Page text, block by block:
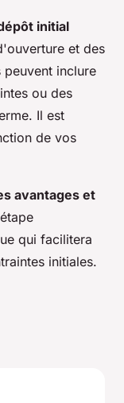
initial
et des
inclure
ou des
Il est
de vos
avantages et
qui facilitera
initiales.